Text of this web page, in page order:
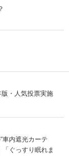
・人気投票実施
車内遮光カーテ
ぐっすり眠れま